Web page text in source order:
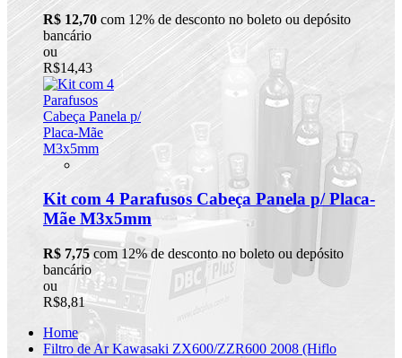
R$ 12,70 com 12% de desconto no boleto ou depósito
bancário
ou
R$14,43
Kit com 4 Parafusos Cabeça Panela p/ Placa-
Mãe M3x5mm
R$ 7,75com 12% de desconto no boleto ou depósito
bancário
ou
R$8,81
Home
Filtro de Ar Kawasaki ZX600/ZZR600 2008 (Hiflo